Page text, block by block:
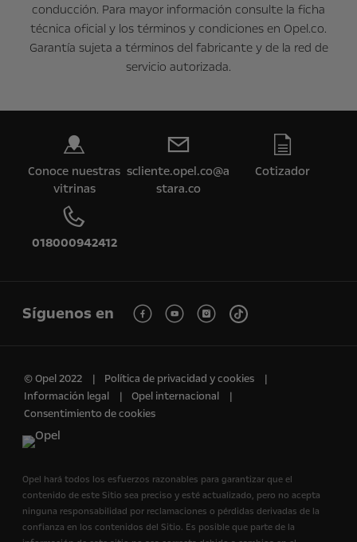
conducción. Para mayor información consulte la ficha
técnica oficial y los términos y condiciones en Opel.co.
Garantía sujeta a términos del fabricante y de la red de
servicio autorizada.
Conoce nuestras
vitrinas
scliente.opel.co@a
stara.co
Cotizador
018000942412
Síguenos en
© Opel 2022
Política de privacidad y cookies
Información legal
Opel internacional
Consentimiento de cookies
Opel hará todos los esfuerzos razonables para garantizar que el
contenido de este Sitio sea preciso y esté actualizado, pero no acepta
ninguna responsabilidad por reclamaciones o pérdidas derivadas de la
confianza en los contenidos del Sitio. Es posible que parte de la